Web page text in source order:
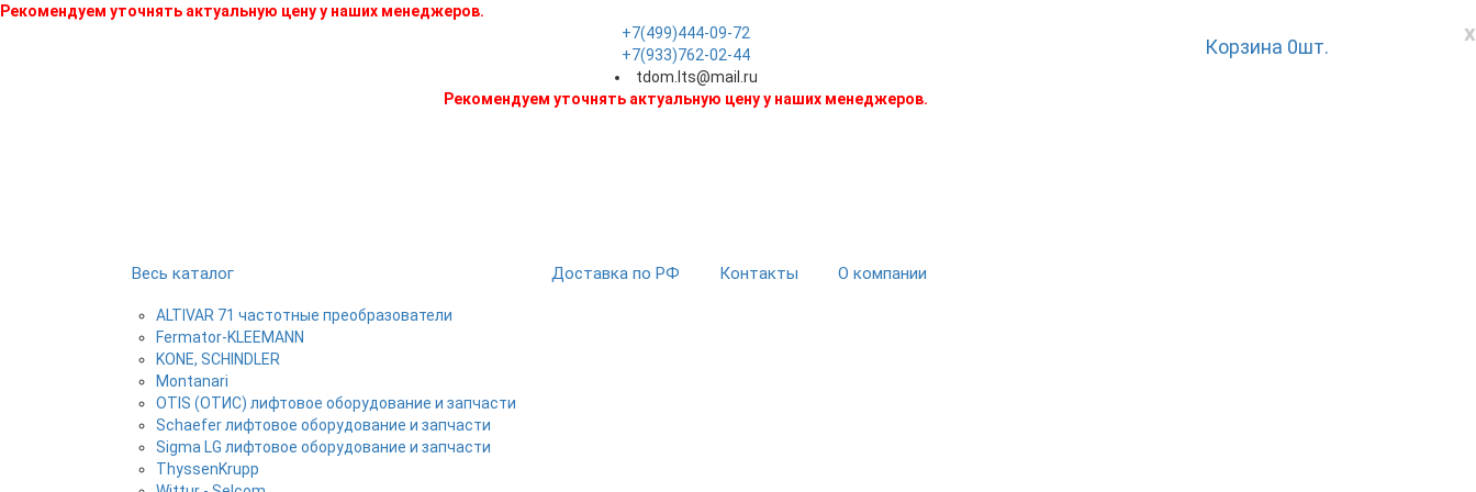
Рекомендуем уточнять актуальную цену у наших менеджеров.
x
+7(499)444-09-72
+7(933)762-02-44
tdom.lts@mail.ru
Рекомендуем уточнять актуальную цену у наших менеджеров.
Корзина 0шт.
Весь каталог
ALTIVAR 71 частотные преобразователи
Fermator-KLEEMANN
KONE, SCHINDLER
Montanari
OTIS (ОТИС) лифтовое оборудование и запчасти
Schaefer лифтовое оборудование и запчасти
Sigma LG лифтовое оборудование и запчасти
ThyssenKrupp
Доставка по РФ Контакты О компании